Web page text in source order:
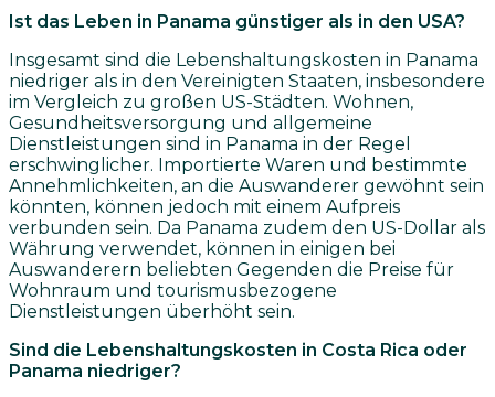
Ist das Leben in Panama günstiger als in den USA?
Insgesamt sind die Lebenshaltungskosten in Panama
niedriger als in den Vereinigten Staaten, insbesondere
im Vergleich zu großen US-Städten. Wohnen,
Gesundheitsversorgung und allgemeine
Dienstleistungen sind in Panama in der Regel
erschwinglicher. Importierte Waren und bestimmte
Annehmlichkeiten, an die Auswanderer gewöhnt sein
könnten, können jedoch mit einem Aufpreis
verbunden sein. Da Panama zudem den US-Dollar als
Währung verwendet, können in einigen bei
Auswanderern beliebten Gegenden die Preise für
Wohnraum und tourismusbezogene
Dienstleistungen überhöht sein.
Sind die Lebenshaltungskosten in Costa Rica oder
Panama niedriger?